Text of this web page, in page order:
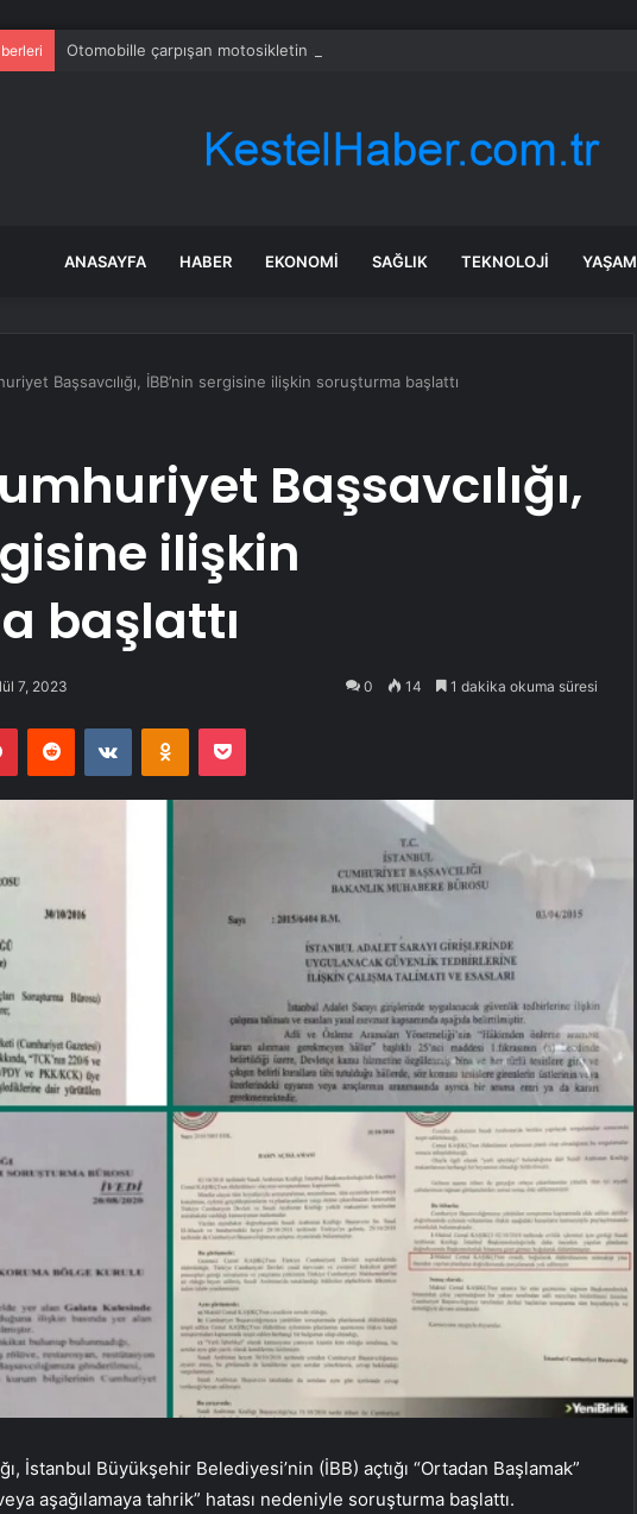
Otomobille çarpışan motosikletin sürücüsü öldü
ANASAYFA HABER EKONOMI SAĞLIK TEKNOLOJI YAŞAM
Başsavcılığı, İBB’nin sergisine ilişkin soruşturma başlattı
Başsavcılığı,
ilişkin
başlattı
7, 2023 0 14 1 dakika okuma süresi
PinterestReddit VKontakteOdnoklassniki
Pocket
İstanbul Büyükşehir Belediyesi’nin (İBB) açtığı “Ortadan Başlamak”
aşağılamaya tahrik” hatası nedeniyle soruşturma başlattı.